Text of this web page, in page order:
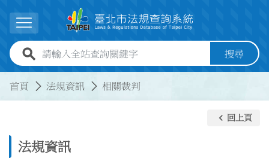
展開選單
全站查詢關鍵字欄位 搜尋
首頁 法規資訊 相關裁判
法規資訊
keyboard_arrow_left 回上頁